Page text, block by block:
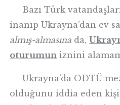
Bazı Türk
inanıp Ukrayna’dan ev
almış-almasına da,
oturumun iznini
Ukrayna’da ODTÜ
olduğunu iddia eden